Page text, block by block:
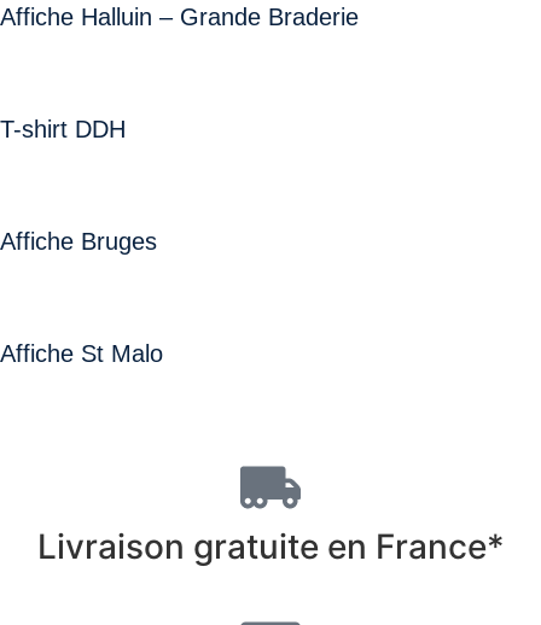
Affiche Halluin – Grande Braderie
T-shirt DDH
Affiche Bruges
Affiche St Malo
Livraison gratuite en France*